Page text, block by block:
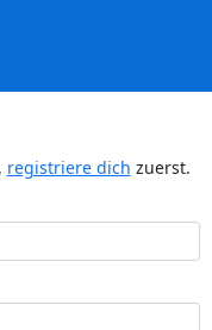
registriere dich zuerst.